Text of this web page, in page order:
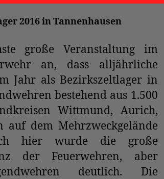
2016 in Tannenhausen
große Veranstaltung im
an, dass alljährliche
Jahr als Bezirkszeltlager in
bestehend aus 1.500
Wittmund, Aurich,
auf dem Mehrzweckgelände
hier wurde die große
der Feuerwehren, aber
deutlich. Die